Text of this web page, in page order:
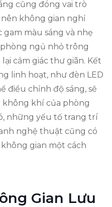
cũng đóng vai trò
không gian nghỉ
màu sáng và nhẹ
ngủ nhỏ trông
cảm giác thư giãn. Kết
linh hoạt, như đèn LED
điều chỉnh độ sáng, sẽ
không khí của phòng
những yếu tố trang trí
nghệ thuật cũng có
gian một cách
Gian Lưu